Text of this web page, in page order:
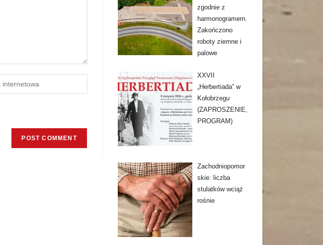
zgodnie z
harmonogramem.
Zakończono
roboty ziemne i
palowe
XXVII
„Herbertiada” w
Kołobrzegu
(ZAPROSZENIE,
PROGRAM)
Zachodniopomor
skie: liczba
stulatków wciąż
rośnie